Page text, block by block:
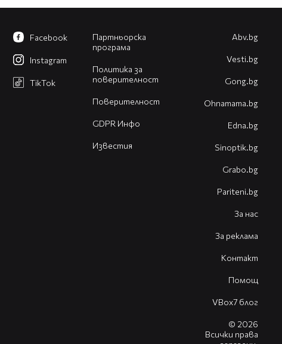
Партньорска
програма
Политика за
поверителност
Поверителност
GDPR Инфо
Известия
Facebook
Instagram
TikTok
Abv.bg
Vesti.bg
Gong.bg
Оhnamama.bg
Edna.bg
Sinoptik.bg
Grabo.bg
Pariteni.bg
За нас
За реклама
Контакт
Помощ
VBox7 блог
© 2026
Всички права